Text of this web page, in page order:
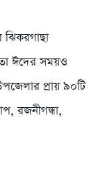
ঝিকরগাছা
ঈদের সময়ও
প্রায় ৯০টি
রজনীগন্ধা,